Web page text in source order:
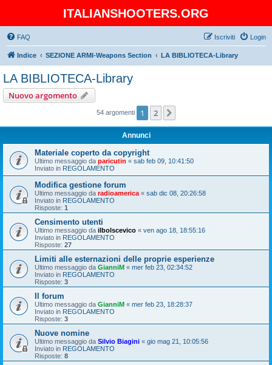
ITALIANSHOOTERS.ORG
FAQ Login
Iscriviti
Indice SEZIONE ARMI-Weapons Section LA BIBLIOTECA-Library
LA BIBLIOTECA-Library
Nuovo argomento
54 argomenti 1 2
Annunci
Materiale coperto da copyright
Ultimo messaggio da paricutin « sab feb 09, 10:41:50
Inviato in REGOLAMENTO
Modifica gestione forum
Ultimo messaggio da radioamerica « sab dic 08, 20:26:58
Inviato in REGOLAMENTO
Risposte: 1
Censimento utenti
Ultimo messaggio da ilbolscevico « ven ago 18, 18:55:16
Inviato in REGOLAMENTO
Risposte: 27
Limiti alle esternazioni delle proprie esperienze
Ultimo messaggio da GianniM « mer feb 23, 02:34:52
Inviato in REGOLAMENTO
Risposte: 3
Il forum
Ultimo messaggio da GianniM « mer feb 23, 18:28:37
Inviato in REGOLAMENTO
Risposte: 3
Nuove nomine
Ultimo messaggio da Silvio Biagini « gio mag 21, 10:05:56
Inviato in REGOLAMENTO
Risposte: 8